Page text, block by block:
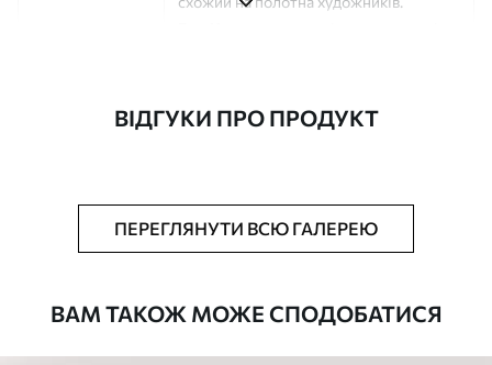
Додатково Можна додати лакове покриття.
ВІДГУКИ ПРО ПРОДУКТ
ПЕРЕГЛЯНУТИ ВСЮ ГАЛЕРЕЮ
ВАМ ТАКОЖ МОЖЕ СПОДОБАТИСЯ